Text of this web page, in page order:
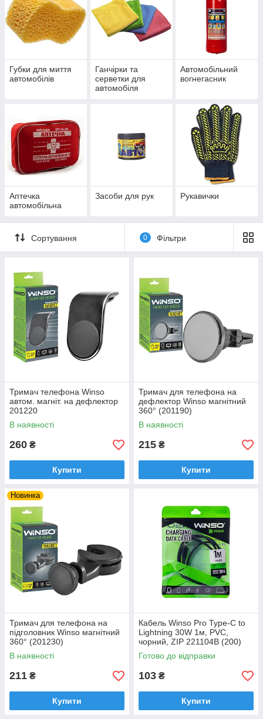
Губки для миття
автомобілів
Ганчірки та
серветки для
автомобіля
Автомобільний
вогнегасник
Аптечка
автомобільна
Засоби для рук Рукавички
Сортування 0 Фільтри
Тримач телефона Winso
автом. магніт. на дефлектор
201220
В наявності
260 ₴
Купити
Тримач для телефона на
дефлектор Winso магнітний
360° (201190)
В наявності
215 ₴
Купити
Новинка
Тримач для телефона на
підголовник Winso магнітний
360° (201230)
В наявності
211 ₴
Купити
Кабель Winso Pro Type-C to
Lightning 30W 1м, PVC,
чорний, ZIP 221104B (200)
Готово до відправки
103 ₴
Купити